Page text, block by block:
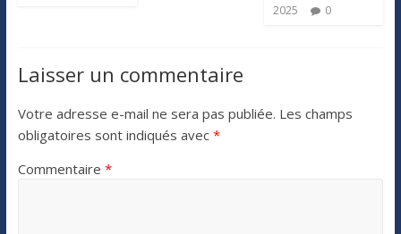
2025
0
Laisser un commentaire
Votre adresse e-mail ne sera pas publiée. Les champs
obligatoires sont indiqués avec *
Commentaire *